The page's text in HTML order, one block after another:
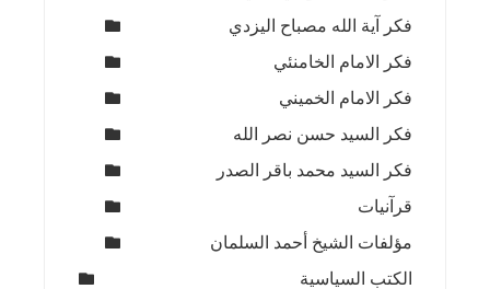
فكر آية الله مصباح اليزدي
فكر الامام الخامنئي
فكر الامام الخميني
فكر السيد حسن نصر الله
فكر السيد محمد باقر الصدر
قرآنيات
مؤلفات الشيخ أحمد السلمان
الكتب السياسية